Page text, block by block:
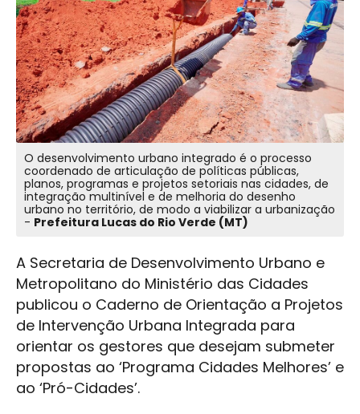
O desenvolvimento urbano integrado é o processo
coordenado de articulação de políticas públicas,
planos, programas e projetos setoriais nas cidades, de
integração multinível e de melhoria do desenho
urbano no território, de modo a viabilizar a urbanização
- Prefeitura Lucas do Rio Verde (MT)
A Secretaria de Desenvolvimento Urbano e
Metropolitano do Ministério das Cidades
publicou o Caderno de Orientação a Projetos
de Intervenção Urbana Integrada para
orientar os gestores que desejam submeter
propostas ao ‘Programa Cidades Melhores’ e
ao ‘Pró-Cidades’.